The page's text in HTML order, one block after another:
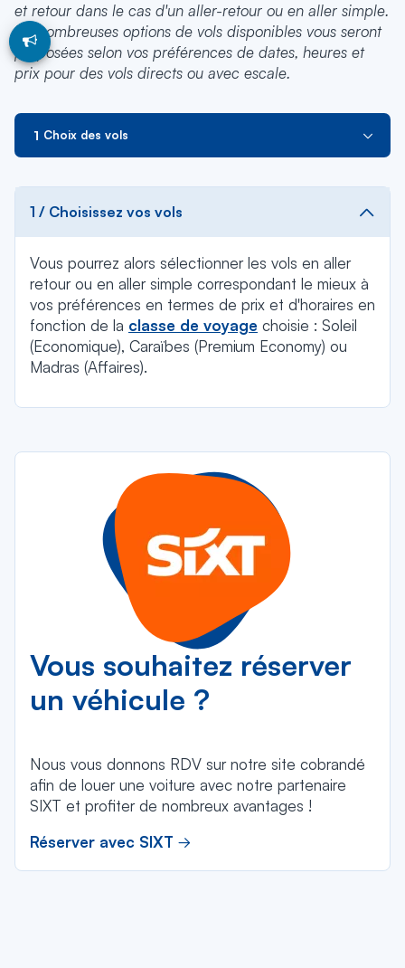
et retour dans le cas d'un aller-retour ou en aller simple.
De nombreuses options de vols disponibles vous seront
proposées selon vos préférences de dates, heures et
prix pour des vols directs ou avec escale.
Choix des vols
1 / Choisissez vos vols
Vous pourrez alors sélectionner les vols en aller
retour ou en aller simple correspondant le mieux à
vos préférences en termes de prix et d'horaires en
fonction de la classe de voyage choisie : Soleil
(Economique), Caraïbes (Premium Economy) ou
Madras (Affaires).
Vous souhaitez réserver
un véhicule ?
Nous vous donnons RDV sur notre site cobrandé
afin de louer une voiture avec notre partenaire
SIXT et profiter de nombreux avantages !
Réserver avec SIXT